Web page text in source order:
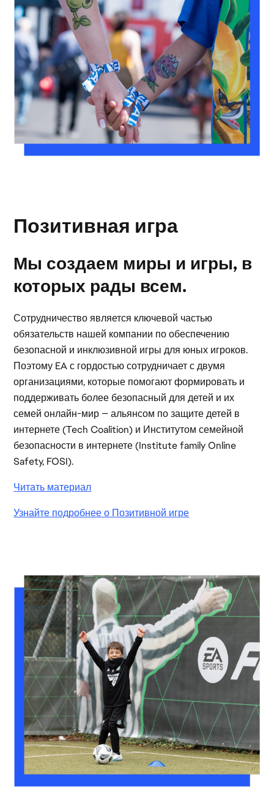
Позитивная игра
Мы создаем миры и игры, в
которых рады всем.
Сотрудничество является ключевой частью
обязательств нашей компании по обеспечению
безопасной и инклюзивной игры для юных игроков.
Поэтому EA с гордостью сотрудничает с двумя
организациями, которые помогают формировать и
поддерживать более безопасный для детей и их
семей онлайн-мир — альянсом по защите детей в
интернете (Tech Coalition) и Институтом семейной
безопасности в интернете (Institute family Online
Safety, FOSI).
Читать материал
Узнайте подробнее о Позитивной игре